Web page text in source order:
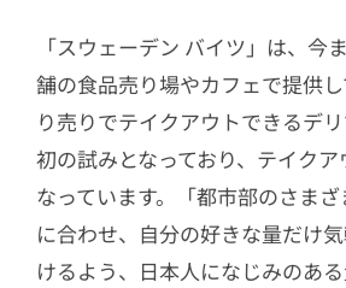
「スウェーデン バイツ」は、今
舗の食品売り場やカフェで提供
り売りでテイクアウトできるデ
初の試みとなっており、テイク
なっています。「都市部のさま
に合わせ、自分の好きな量だけ
けるよう、日本人になじみのあ